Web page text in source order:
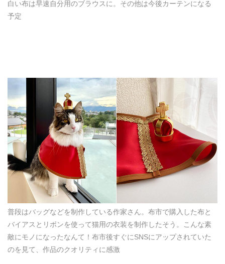
白い布は早速自分用のブラウスに。その他は今後カーテンになる
予定
普段はバッグなどを制作している作家さん。布市で購入した布と
バイアスとリボンを使って猫用の衣装を制作したそう。こんな素
敵にモノになったなんて！布市後すぐにSNSにアップされていた
のを見て、作品のクオリティに感激